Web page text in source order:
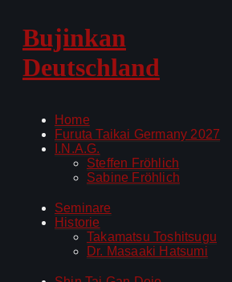
Bujinkan
Deutschland
Home
Furuta Taikai Germany 2027
I.N.A.G.
Steffen Fröhlich
Sabine Fröhlich
Seminare
Historie
Takamatsu Toshitsugu
Dr. Masaaki Hatsumi